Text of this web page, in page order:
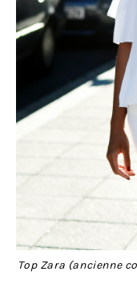
Top Zara (ancienne